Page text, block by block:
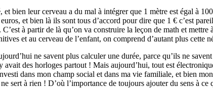
bien leur cerveau a du mal à intégrer que 1 mètre est égal à
et bien là ils sont tous d’accord pour dire que 1 € c’est
à partir de là qu’on va construire la leçon de math et
et au cerveau de l’enfant, on comprend d’autant plus cette
ne savent plus calculer une durée, parce qu’ils ne
des horloges partout ! Mais aujourd’hui, tout est
dans mon champ social et dans ma vie familiale, et bien
sert à rien ! D’où l’importance de toujours ajouter du sens à